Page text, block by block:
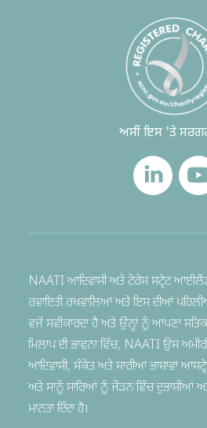
ਅਸੀਂ ਇਸ 'ਤੇ
NAATI ਆਦਿਵਾਸੀ ਅਤੇ ਟੋਰੇਸ ਸਟ੍ਰੇਟ
ਰਵਾਇਤੀ ਰਖਵਾਲਿਆਂ ਅਤੇ ਇਸ ਦੀਆਂ
ਵਜੋਂ ਸਵੀਕਾਰਦਾ ਹੈ ਅਤੇ ਉਨ੍ਹਾਂ ਨੂੰ ਆਪਣਾ
ਮਿਲਾਪ ਦੀ ਭਾਵਨਾ ਵਿੱਚ, NAATI ਉਸ
ਆਦਿਵਾਸੀ, ਸੰਕੇਤ ਅਤੇ ਸਾਰੀਆਂ ਭਾਸ਼ਾਵਾਂ
ਅਤੇ ਸਾਨੂੰ ਸਾਰਿਆਂ ਨੂੰ ਜੋੜਨ ਵਿੱਚ ਦੁਭਾਸ਼ੀਆਂ
ਮਾਨਤਾ ਦਿੰਦਾ ਹੈ।